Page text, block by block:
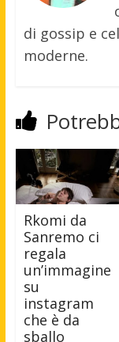
di gossip e
moderne.
Rkomi da
Sanremo ci
regala
un’immagine
su
instagram
che è da
sballo